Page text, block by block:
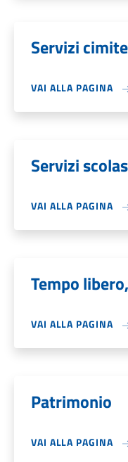
Servizi
VAI ALLA PAGINA
Servizi
VAI ALLA PAGINA
Tempo
VAI ALLA PAGINA
Patrimonio
VAI ALLA PAGINA